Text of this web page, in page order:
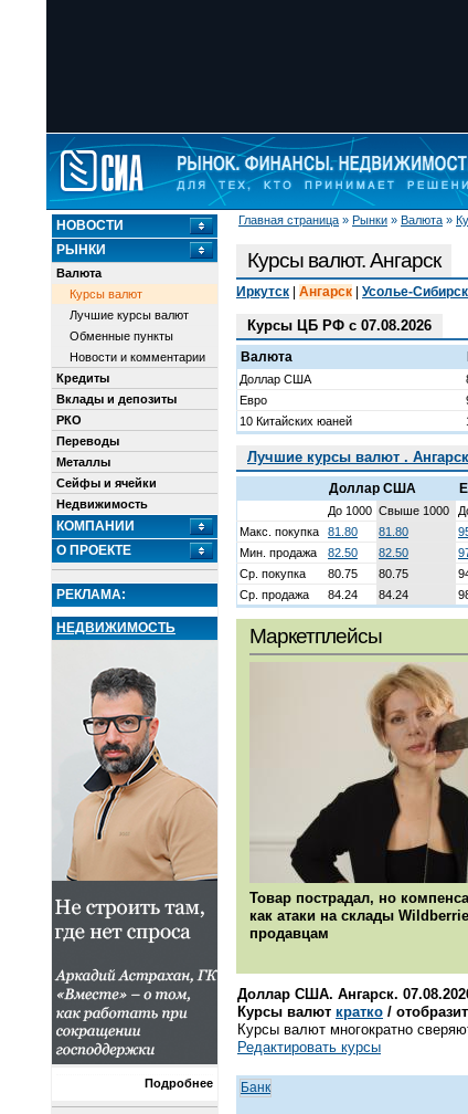
Главная страница » Рынки » Валюта »
НОВОСТИ
РЫНКИ
Валюта
Курсы валют
Лучшие курсы валют
Обменные пункты
Новости и комментарии
Кредиты
Вклады и депозиты
РКО
Переводы
Металлы
Сейфы и ячейки
Недвижимость
КОМПАНИИ
О ПРОЕКТЕ
РЕКЛАМА:
НЕДВИЖИМОСТЬ
Подробнее
Курсы валют. Ангарск
Иркутск Ангарск Усолье-
Курсы ЦБ РФ с 07.08.2026
Валюта
Доллар США
Евро
10 Китайских юаней
Лучшие курсы валют . Ангарск
Доллар США
До 1000 Свыше 1000
Макс. покупка
81.80 81.80
Мин. продажа
82.50 82.50
Ср. покупка
80.75 80.75
Ср. продажа
84.24 84.24
Маркетплейсы
Товар пострадал, но
как атаки на склады
продавцам
Доллар США. Ангарск.
Курсы валют кратко /
Курсы валют многократно
Редактировать курсы
Банк